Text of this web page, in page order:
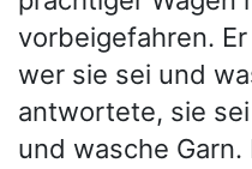
vorbeigefahren.
wer sie sei und
antwortete, sie
und wasche